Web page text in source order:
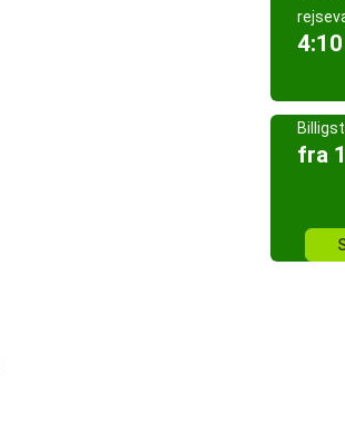
4:10
fra